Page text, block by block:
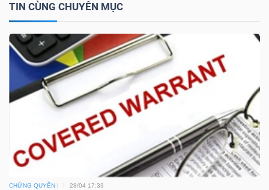
TIN CÙNG CHUYÊN MỤC
CHỨNG QUYỀN 28/04 17:33
CHÍNH
CÁ
NHÂN
PHÂN
VIETSTOCKFINANCE